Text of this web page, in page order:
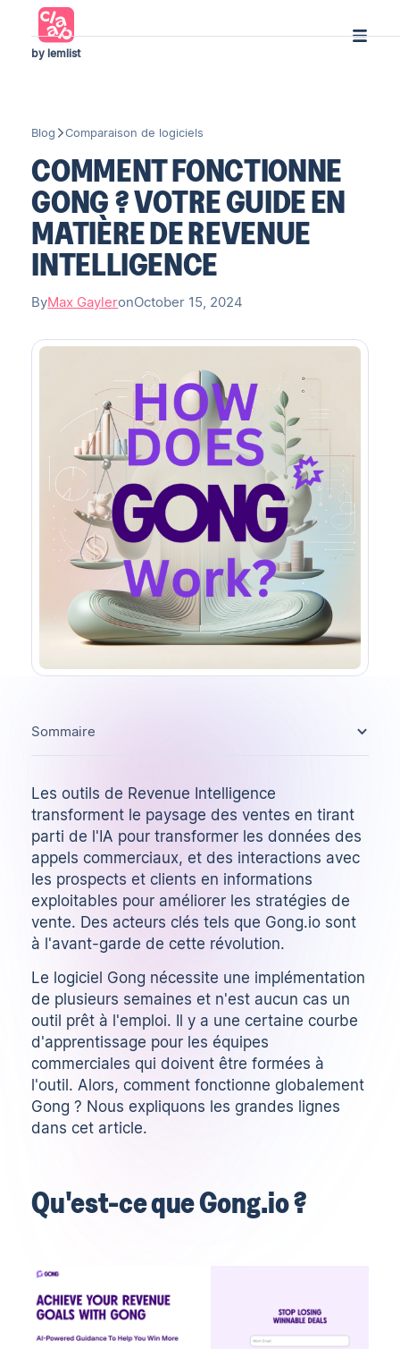
by lemlist
Blog Comparaison de logiciels
COMMENT FONCTIONNE
GONG ? VOTRE GUIDE EN
MATIÈRE DE REVENUE
INTELLIGENCE
ByMax GayleronOctober 15, 2024
Les outils de Revenue Intelligence
transforment le paysage des ventes en tirant
parti de l'IA pour transformer les données des
appels commerciaux, et des interactions avec
les prospects et clients en informations
exploitables pour améliorer les stratégies de
vente. Des acteurs clés tels que Gong.io sont
à l'avant-garde de cette révolution.
Le logiciel Gong nécessite une implémentation
de plusieurs semaines et n'est aucun cas un
outil prêt à l'emploi. Il y a une certaine courbe
d'apprentissage pour les équipes
commerciales qui doivent être formées à
l'outil. Alors, comment fonctionne globalement
Gong ? Nous expliquons les grandes lignes
dans cet article.
Qu'est-ce que Gong.io ?
Sommaire